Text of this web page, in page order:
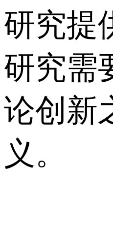
研究提
研究需
论创新
义。